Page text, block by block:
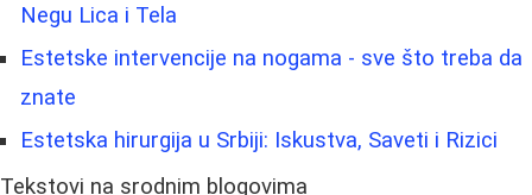
Negu Lica i Tela
Estetske intervencije na nogama - sve što treba da
znate
Estetska hirurgija u Srbiji: Iskustva, Saveti i Rizici
Tekstovi na srodnim blogovima